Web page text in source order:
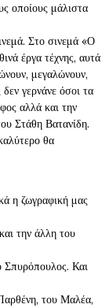
οποίους μάλιστα
Στο σινεμά «Ο
έργα τέχνης, αυτά
μεγαλώνουν,
γερνάνε όσοι τα
αλλά και την
Στάθη Βατανίδη.
θα
η ζωγραφική μας
την άλλη του
Σπυρόπουλος. Και
του Μαλέα,